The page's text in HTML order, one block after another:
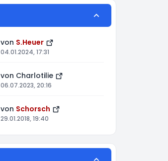
von S.Heuer
04.01.2024, 17:31
von Charlotilie
06.07.2023, 20:16
von Schorsch
29.01.2018, 19:40